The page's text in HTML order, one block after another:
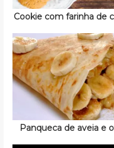
Cookie com farinha de
Panqueca de aveia e